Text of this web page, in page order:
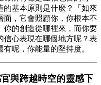
基本原則是什麼？「如來
，它會照顧你，你根本不
你的創造從哪裡來，而你要
信心表現在哪個地方呢？表
呢，你能量的堅持度。
與跨越時空的靈感下